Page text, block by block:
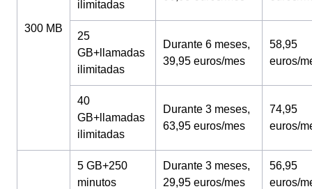
300 MB
ilimitadas
25
GB+llamadas
ilimitadas
Durante 6 meses,
39,95 euros/mes
58,95
euros/
40
GB+llamadas
ilimitadas
Durante 3 meses,
63,95 euros/mes
74,95
euros/
5 GB+250
minutos
Durante 3 meses,
29,95 euros/mes
56,95
euros/